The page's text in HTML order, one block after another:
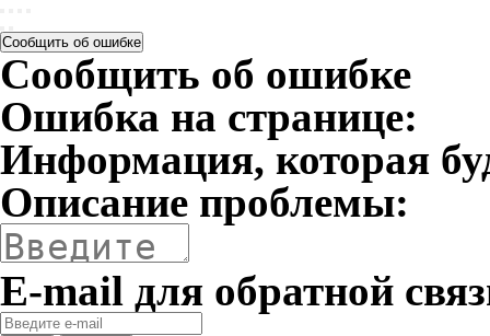
Сообщить об ошибке
Сообщить об ошибке
Ошибка на странице:
Информация, которая
Описание проблемы:
E-mail для обратной